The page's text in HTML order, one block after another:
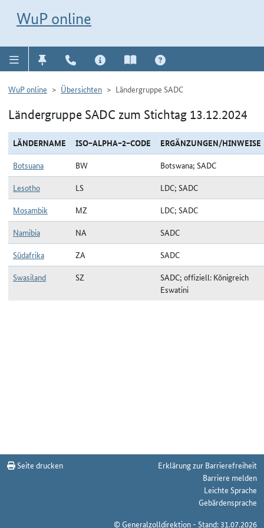
WuP online
WuP online Übersichten Ländergruppe SADC
Ländergruppe SADC zum Stichtag 13.12.2024
LÄNDERNAME ISO−ALPHA−2−CODE
ERGÄNZUNGEN/HINWEISE
Botsuana
BW
Botswana; SADC
Lesotho
LS
LDC; SADC
Mosambik
MZ
LDC; SADC
Namibia
NA
SADC
Südafrika
ZA
SADC
Swasiland
SZ
SADC; offiziell: Königreich
Eswatini
Seite drucken
Erklärung zur Barrierefreiheit
Barriere melden
Leichte Sprache
Gebärdensprache
© Generalzolldirektion - Stand: 31.07.2026